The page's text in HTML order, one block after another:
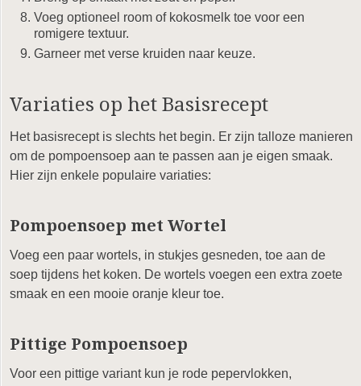
Voeg optioneel room of kokosmelk toe voor een
romigere textuur.
Garneer met verse kruiden naar keuze.
Variaties op het Basisrecept
Het basisrecept is slechts het begin. Er zijn talloze manieren
om de pompoensoep aan te passen aan je eigen smaak.
Hier zijn enkele populaire variaties:
Pompoensoep met Wortel
Voeg een paar wortels, in stukjes gesneden, toe aan de
soep tijdens het koken. De wortels voegen een extra zoete
smaak en een mooie oranje kleur toe.
Pittige Pompoensoep
Voor een pittige variant kun je rode pepervlokken,